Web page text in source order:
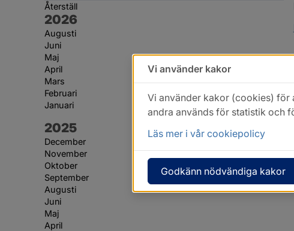
Återställ
År:
2026
Augusti
Juni
Maj
April
Mars
Februari
Januari
År:
2025
December
November
Oktober
September
Augusti
Juni
Maj
April
Vi använder kakor
Vi använder kakor (cookies) för
andra används för statistik och
Läs mer i vår cookiepolicy
Godkänn nödvändiga kakor